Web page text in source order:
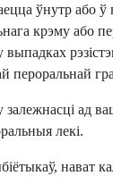
ўнутр або ў
крэму або
пероральнай
ад
лекі.
нават